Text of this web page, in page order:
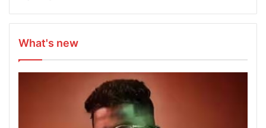
What's new